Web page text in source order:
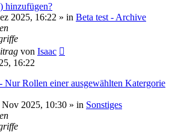
hinzufügen?
2025, 16:22 » in Beta test - Archive
von Isaac
16:22
Nur Rollen einer ausgewählten Katergorie
Nov 2025, 10:30 » in Sonstiges